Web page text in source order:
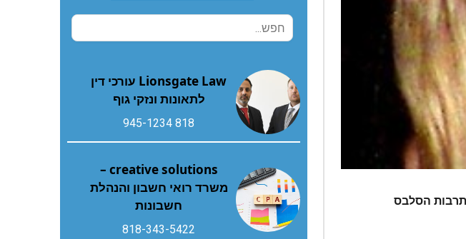
תרבות הסלבס
Lionsgate Law עורכי דין
לתאונות ונזקי גוף
818 945-1234
creative solutions –
משרד רואי חשבון והנהלת
חשבונות
818-343-5422